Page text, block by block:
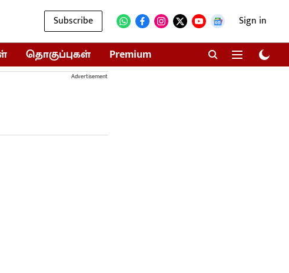
Subscribe Sign in
தொகுப்புகள் Premium
Advertisement